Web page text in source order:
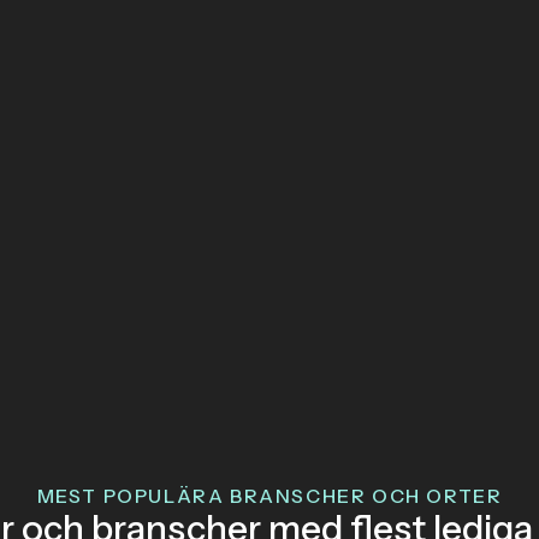
MEST POPULÄRA BRANSCHER OCH ORTER
och branscher med flest